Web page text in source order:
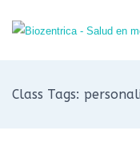
Class Tags: